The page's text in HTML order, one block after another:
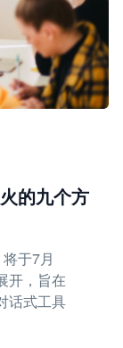
的九个方
于7月
开，旨在
话式工具